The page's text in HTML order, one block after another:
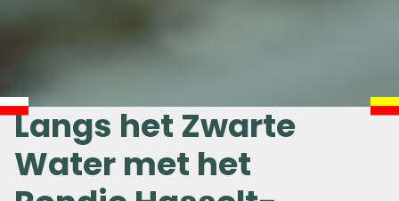
Langs het Zwarte
Water met het